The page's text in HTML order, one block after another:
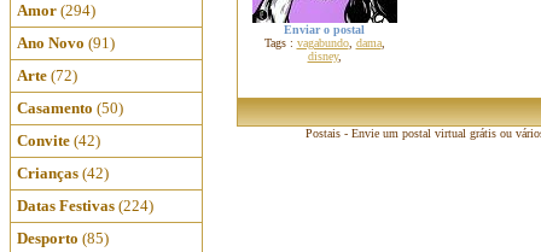
Amor (294)
Ano Novo (91)
Arte (72)
Casamento (50)
Convite (42)
Crianças (42)
Datas Festivas (224)
Desporto (85)
Enviar o postal
Tags : vagabundo, dama,
disney,
Postais - Envie um postal virtual grátis ou